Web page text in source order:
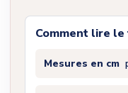
Comment lire
Mesures en cm